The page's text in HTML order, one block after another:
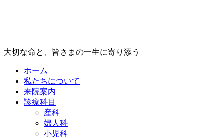
大切な命と、皆さまの一生に寄り添う
ホーム
私たちについて
来院案内
診療科目
産科
婦人科
小児科